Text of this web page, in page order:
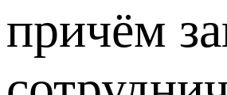
причём